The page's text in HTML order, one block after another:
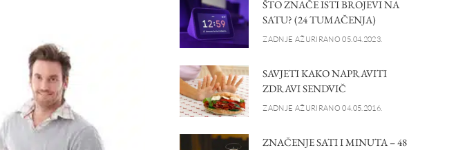
ŠTO ZNAČE ISTI BROJEVI NA
SATU? (24 TUMAČENJA)
ZADNJE AŽURIRANO 05.04.2023.
SAVJETI KAKO NAPRAVITI
ZDRAVI SENDVIČ
ZADNJE AŽURIRANO 04.05.2016.
ZNAČENJE SATI I MINUTA – 48